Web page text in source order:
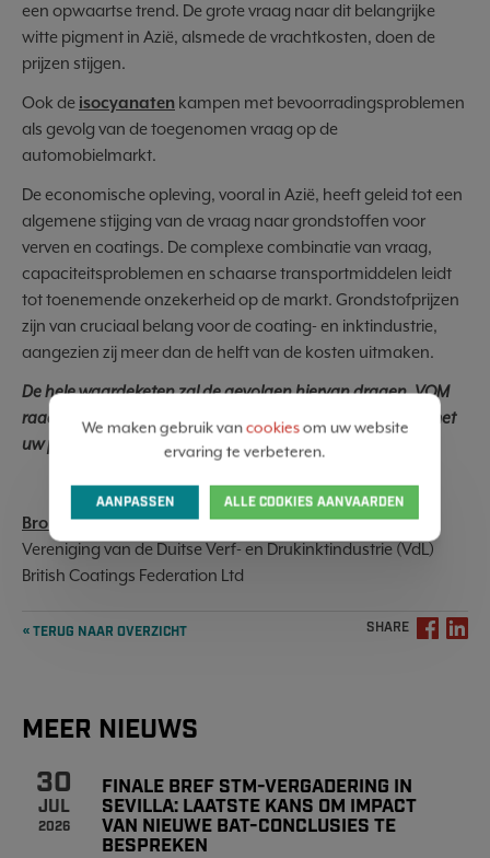
een opwaartse trend. De grote vraag naar dit belangrijke
witte pigment in Azië, alsmede de vrachtkosten, doen de
prijzen stijgen.
Ook de isocyanaten kampen met bevoorradingsproblemen
als gevolg van de toegenomen vraag op de
automobielmarkt.
De economische opleving, vooral in Azië, heeft geleid tot een
algemene stijging van de vraag naar grondstoffen voor
verven en coatings. De complexe combinatie van vraag,
capaciteitsproblemen en schaarse transportmiddelen leidt
tot toenemende onzekerheid op de markt. Grondstofprijzen
zijn van cruciaal belang voor de coating- en inktindustrie,
aangezien zij meer dan de helft van de kosten uitmaken.
De hele waardeketen zal de gevolgen hiervan dragen. VOM
raadt dan ook aan deze problematiek en impact samen met
uw poeder- en verfleverancier te bespreken.
Bronnen:
Vereniging van de Duitse Verf- en Drukinktindustrie (VdL)
British Coatings Federation Ltd
« TERUG NAAR OVERZICHT SHARE
MEER NIEUWS
30
JUL
2026
FINALE BREF STM-VERGADERING IN
SEVILLA: LAATSTE KANS OM IMPACT
VAN NIEUWE BAT-CONCLUSIES TE
BESPREKEN
We maken gebruik vancookiesom uw website
ervaring te verbeteren.
AANPASSEN ALLE COOKIES AANVAARDEN